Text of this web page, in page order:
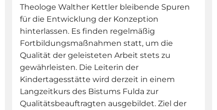
Theologe Walther Kettler bleibende Spuren
für die Entwicklung der Konzeption
hinterlassen. Es finden regelmäßig
Fortbildungsmaßnahmen statt, um die
Qualität der geleisteten Arbeit stets zu
gewährleisten. Die Leiterin der
Kindertagesstätte wird derzeit in einem
Langzeitkurs des Bistums Fulda zur
Qualitätsbeauftragten ausgebildet. Ziel der